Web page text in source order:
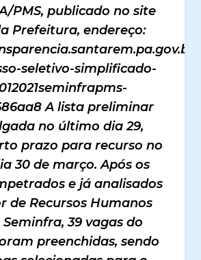
PMS, publicado no site
Prefeitura, endereço:
seletivo-simplificado-
A lista preliminar
no último dia 29,
prazo para recurso no
30 de março. Após os
e já analisados
de Recursos Humanos
Seminfra, 39 vagas do
preenchidas, sendo